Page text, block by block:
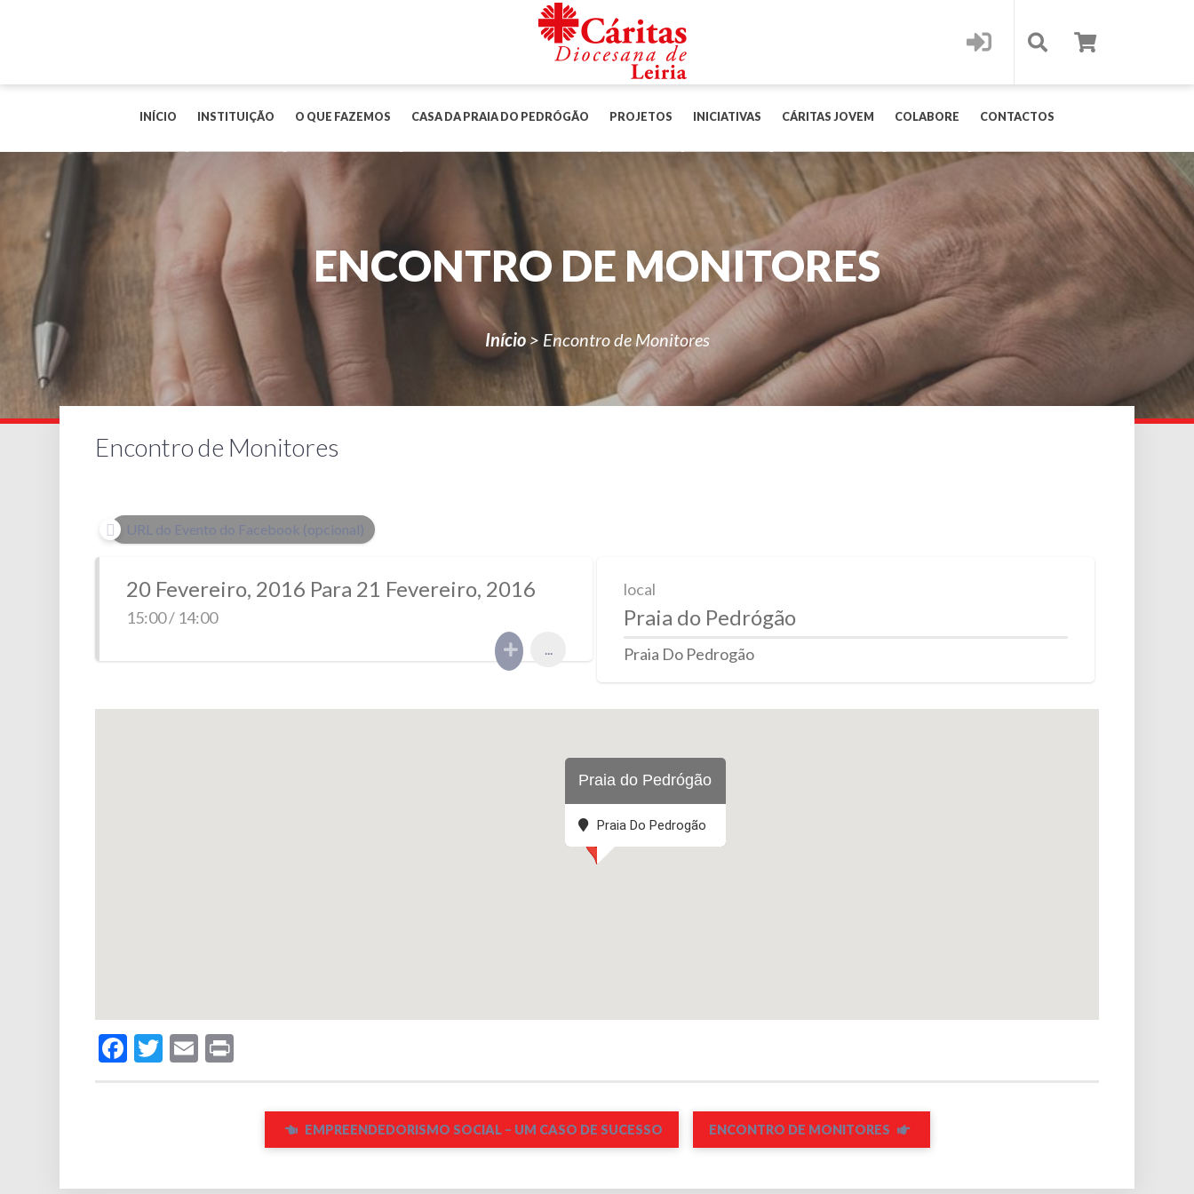
INÍCIO INSTITUIÇÃO O QUE FAZEMOS CASA DA PRAIA DO PEDRÓGÃO PROJETOS INICIATIVAS CÁRITAS JOVEM COLABORE CONTACTOS
ENCONTRO DE MONITORES
Início > Encontro de Monitores
Encontro de Monitores
URL do Evento do Facebook (opcional)
20 Fevereiro, 2016 Para 21 Fevereiro, 2016
15:00 / 14:00
...
local
Praia do Pedrógão
Praia Do Pedrogão
Praia do Pedrógão
Praia Do Pedrogão
Facebook
Twitter
Email
EMPREENDEDORISMO SOCIAL – UM CASO DE SUCESSO ENCONTRO DE MONITORES